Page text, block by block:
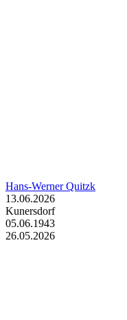
Hans-Werner Quitzk
13.06.2026
Kunersdorf
05.06.1943
26.05.2026